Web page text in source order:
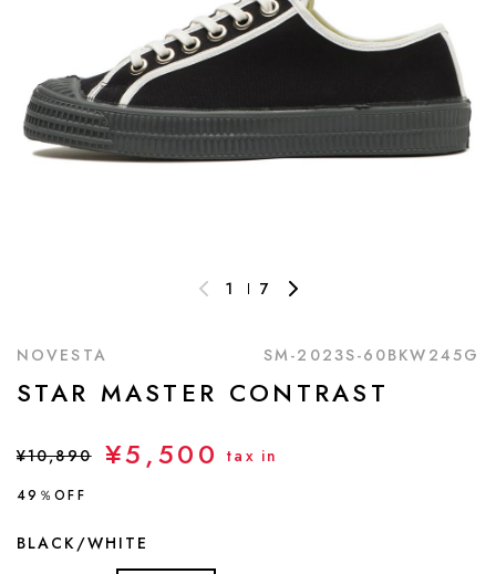
1 7
NOVESTA SM-2023S-60BKW245G
STAR MASTER CONTRAST
¥10,890 ¥5,500 tax in
49％OFF
BLACK/WHITE